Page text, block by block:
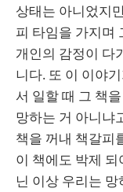
상태는 아니었지
피 타임을 가지며
개인의 감정이 다
니다. 또 이 이야
서 일할 때 그 책
망하는 거 아니냐
책을 꺼내 책갈피
이 책에도 박제
닌 이상 우리는